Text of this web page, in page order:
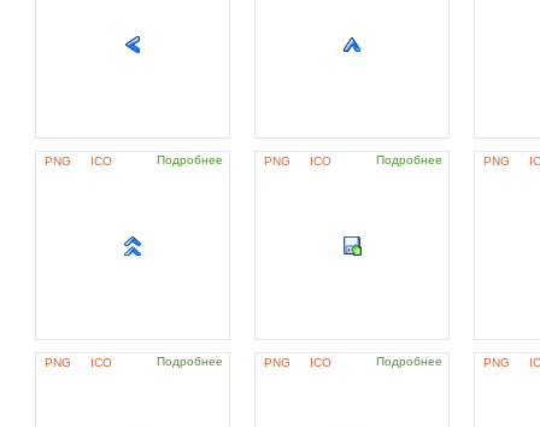
PNG ICO Подробнее PNG ICO Подробнее PNG
PNG ICO Подробнее PNG ICO Подробнее PNG